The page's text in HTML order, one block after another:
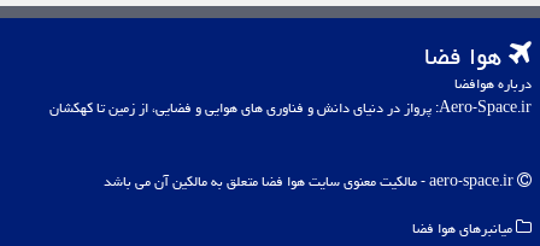
هوا فضا
درباره هوافضا
Aero-Space.ir: پرواز در دنیای دانش و فناوری های هوایی و فضایی، از زمین تا کهکشان
میانبرهای هوا فضا